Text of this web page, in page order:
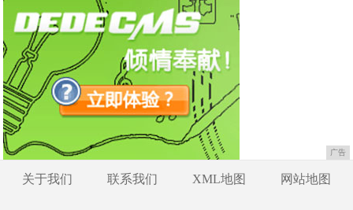
广告
关于我们 联系我们 XML地图 网站地图